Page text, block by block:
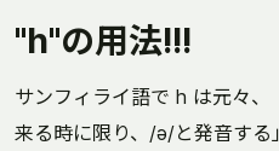
"h"の用法!!!
サンフィライ語で h は元々
来る時に限り、/ə/と発音する